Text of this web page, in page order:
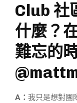
Club 社
什麼？
難忘的
A： 我只是想對團